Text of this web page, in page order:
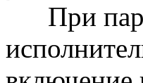
При